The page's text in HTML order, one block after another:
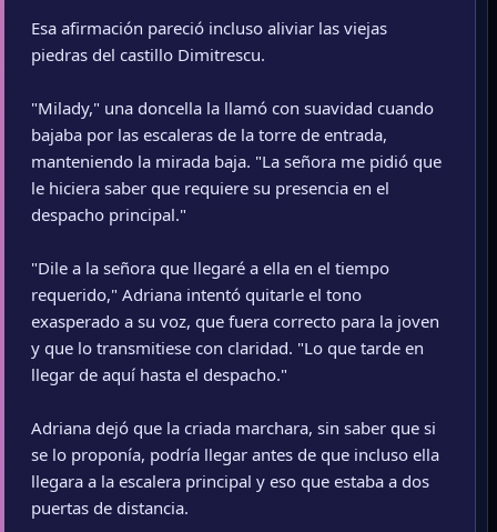
Esa afirmación pareció incluso aliviar las viejas
piedras del castillo Dimitrescu.
"Milady," una doncella la llamó con suavidad cuando
bajaba por las escaleras de la torre de entrada,
manteniendo la mirada baja. "La señora me pidió que
le hiciera saber que requiere su presencia en el
despacho principal."
"Dile a la señora que llegaré a ella en el tiempo
requerido," Adriana intentó quitarle el tono
exasperado a su voz, que fuera correcto para la joven
y que lo transmitiese con claridad. "Lo que tarde en
llegar de aquí hasta el despacho."
Adriana dejó que la criada marchara, sin saber que si
se lo proponía, podría llegar antes de que incluso ella
llegara a la escalera principal y eso que estaba a dos
puertas de distancia.